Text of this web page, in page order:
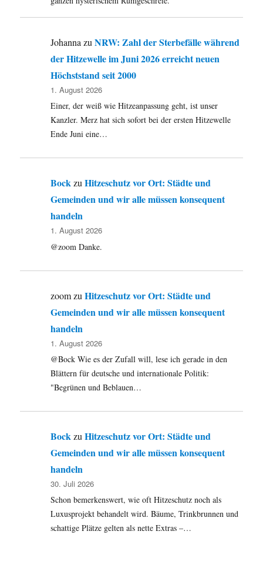
JohannazuNRW: Zahl der Sterbefälle während
der Hitzewelle im Juni 2026 erreicht neuen
Höchststand seit 2000
1. August 2026
Einer, der weiß wie Hitzeanpassung geht, ist unser
Kanzler. Merz hat sich sofort bei der ersten Hitzewelle
Ende Juni eine…
BockzuHitzeschutz vor Ort: Städte und
Gemeinden und wir alle müssen konsequent
handeln
1. August 2026
@zoom Danke.
zoomzuHitzeschutz vor Ort: Städte und
Gemeinden und wir alle müssen konsequent
handeln
1. August 2026
@Bock Wie es der Zufall will, lese ich gerade in den
Blättern für deutsche und internationale Politik:
"Begrünen und Beblauen…
Bock zuHitzeschutz vor Ort: Städte und
Gemeinden und wir alle müssen konsequent
handeln
30. Juli 2026
Schon bemerkenswert, wie oft Hitzeschutz noch als
Luxusprojekt behandelt wird. Bäume, Trinkbrunnen und
schattige Plätze gelten als nette Extras –…